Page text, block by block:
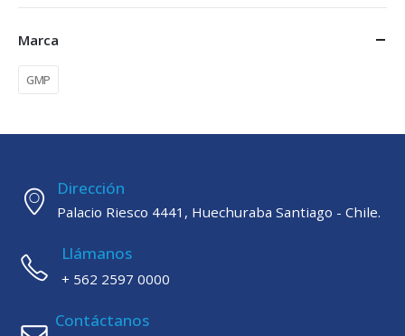
Marca
GMP
Dirección
Palacio Riesco 4441, Huechuraba Santiago - Chile.
Llámanos
+ 562 2597 0000
Contáctanos